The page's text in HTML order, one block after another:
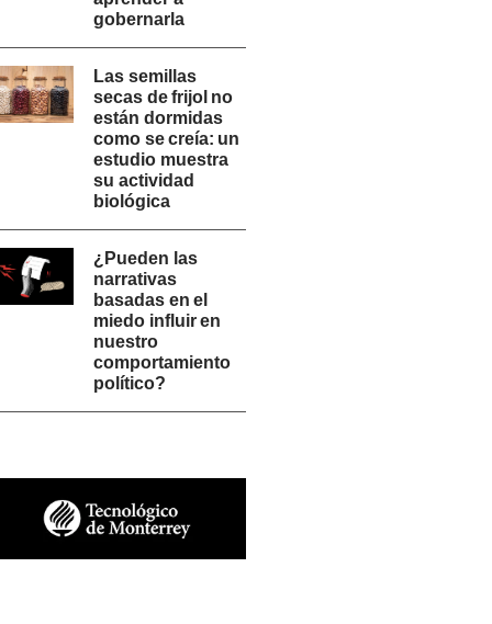
gobernarla
Las semillas
secas de frijol no
están dormidas
como se creía: un
estudio muestra
su actividad
biológica
¿Pueden las
narrativas
basadas en el
miedo influir en
nuestro
comportamiento
político?